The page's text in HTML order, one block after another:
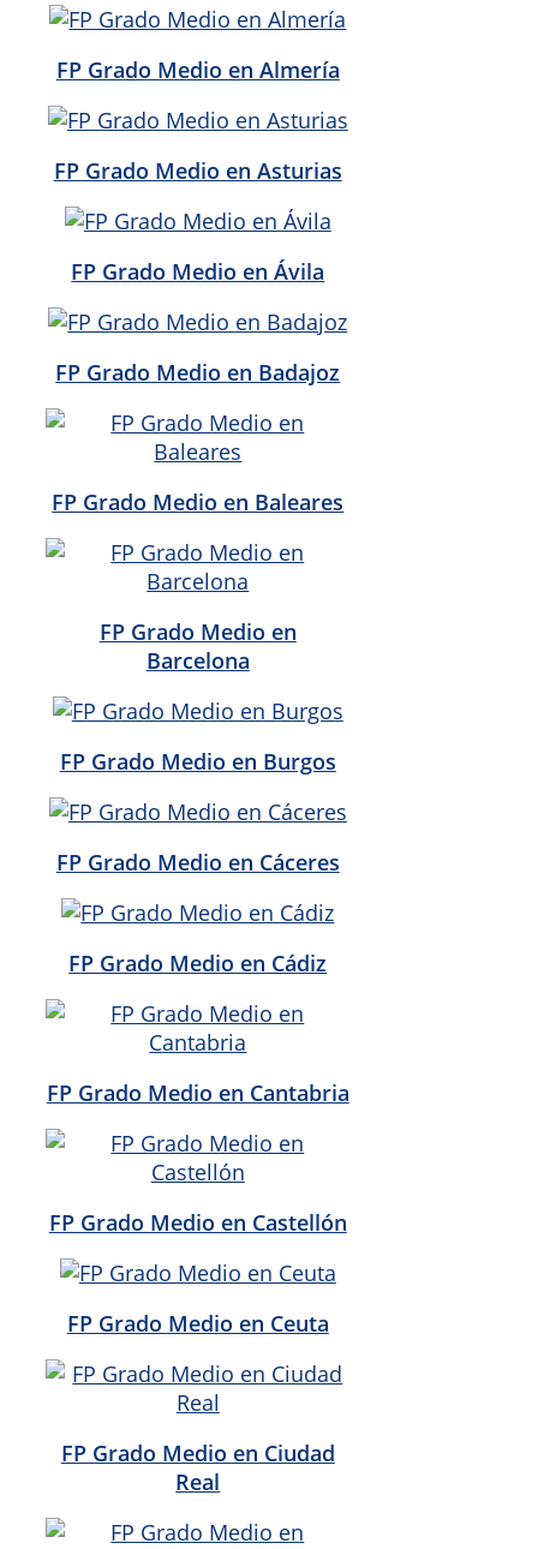
FP Grado Medio en Almería
FP Grado Medio en Asturias
FP Grado Medio en Ávila
FP Grado Medio en Badajoz
FP Grado Medio en Baleares
FP Grado Medio en
Barcelona
FP Grado Medio en Burgos
FP Grado Medio en Cáceres
FP Grado Medio en Cádiz
FP Grado Medio en Cantabria
FP Grado Medio en Castellón
FP Grado Medio en Ceuta
FP Grado Medio en Ciudad
Real